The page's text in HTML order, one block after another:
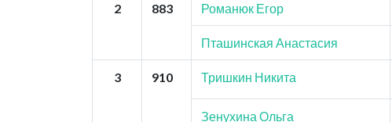
2 883 Романюк Егор
Пташинская Анастасия
3 910 Тришкин Никита
Зенухина Ольга